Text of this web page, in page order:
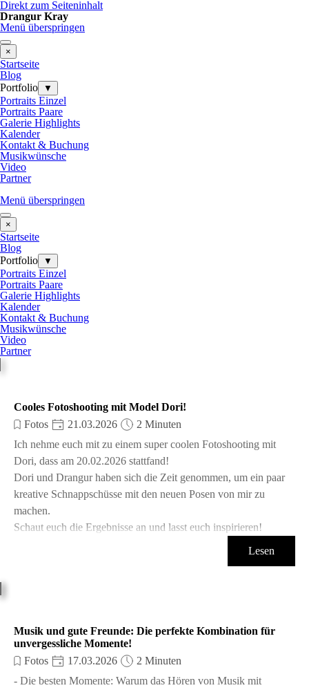
Direkt zum Seiteninhalt
Drangur Kray
Menü überspringen
×
Startseite
Blog
Portfolio
▼
Portraits Einzel
Portraits Paare
Galerie Highlights
Kalender
Kontakt & Buchung
Musikwünsche
Video
Partner
Menü überspringen
×
Startseite
Blog
Portfolio
▼
Portraits Einzel
Portraits Paare
Galerie Highlights
Kalender
Kontakt & Buchung
Musikwünsche
Video
Partner
Cooles Fotoshooting mit Model Dori!
Fotos
21.03.2026
2 Minuten
Ich nehme euch mit zu einem super coolen Fotoshooting mit
Dori, dass am 20.02.2026 stattfand!
Dori und Drangur haben sich die Zeit genommen, um ein paar
kreative Schnappschüsse mit den neuen Posen von mir zu
machen.
Schaut euch die Ergebnisse an und lasst euch inspirieren!
Lesen
Musik und gute Freunde: Die perfekte Kombination für
unvergessliche Momente!
Fotos
17.03.2026
2 Minuten
- Die besten Momente: Warum das Hören von Musik mit